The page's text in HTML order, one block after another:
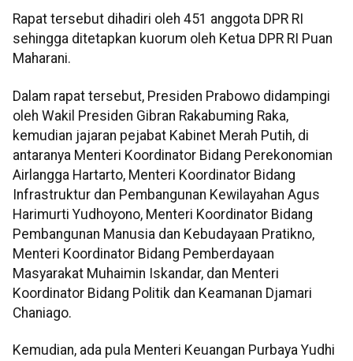
Rapat tersebut dihadiri oleh 451 anggota DPR RI
sehingga ditetapkan kuorum oleh Ketua DPR RI Puan
Maharani.
Dalam rapat tersebut, Presiden Prabowo didampingi
oleh Wakil Presiden Gibran Rakabuming Raka,
kemudian jajaran pejabat Kabinet Merah Putih, di
antaranya Menteri Koordinator Bidang Perekonomian
Airlangga Hartarto, Menteri Koordinator Bidang
Infrastruktur dan Pembangunan Kewilayahan Agus
Harimurti Yudhoyono, Menteri Koordinator Bidang
Pembangunan Manusia dan Kebudayaan Pratikno,
Menteri Koordinator Bidang Pemberdayaan
Masyarakat Muhaimin Iskandar, dan Menteri
Koordinator Bidang Politik dan Keamanan Djamari
Chaniago.
Kemudian, ada pula Menteri Keuangan Purbaya Yudhi